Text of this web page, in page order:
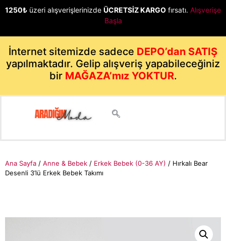
1250₺ üzeri alışverişlerinizde ÜCRETSİZ KARGO fırsatı. Alışverişe
Başla
İnternet sitemizde sadece DEPO’dan SATIŞ
yapılmaktadır. Gelip alışveriş yapabileceğiniz
bir MAĞAZA’mız YOKTUR.
Ana Sayfa / Anne & Bebek / Erkek Bebek (0-36 AY) / Hırkalı Bear
Desenli 3’lü Erkek Bebek Takımı